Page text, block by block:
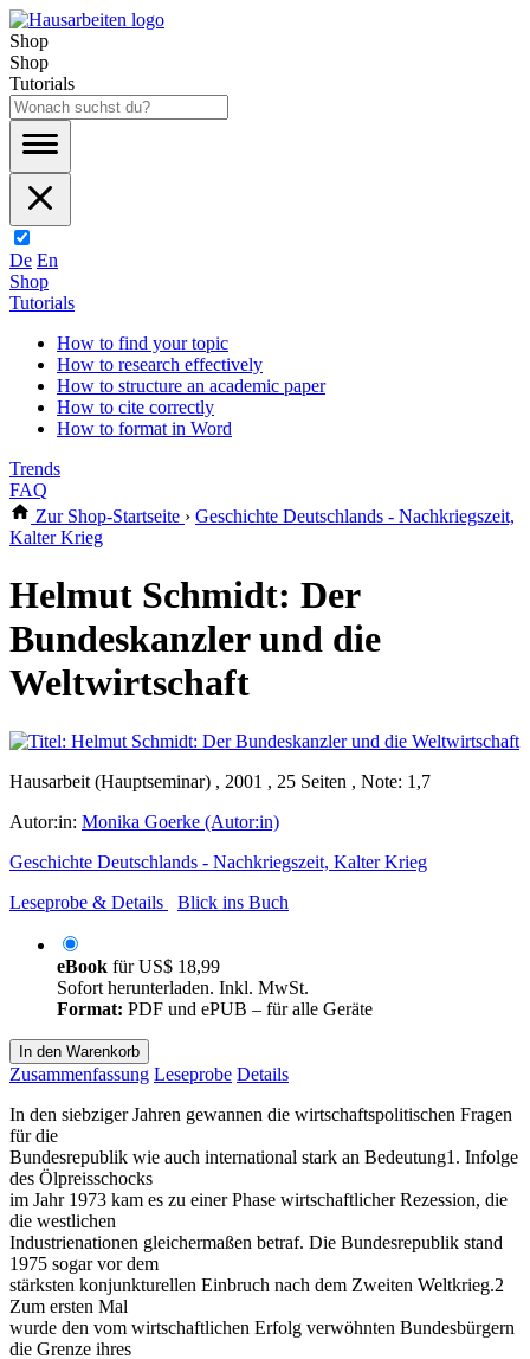
Shop
Shop
Tutorials
De En
Shop
Tutorials
How to find your topic
How to research effectively
How to structure an academic paper
How to cite correctly
How to format in Word
Trends
FAQ
Zur Shop-Startseite › Geschichte Deutschlands - Nachkriegszeit,
Kalter Krieg
Helmut Schmidt: Der
Bundeskanzler und die
Weltwirtschaft
Hausarbeit (Hauptseminar) , 2001 , 25 Seiten , Note: 1,7
Autor:in: Monika Goerke (Autor:in)
Geschichte Deutschlands - Nachkriegszeit, Kalter Krieg
Leseprobe & Details
Blick ins Buch
eBook fürUS$ 18,99
Sofort herunterladen. Inkl. MwSt.
Format: PDF und ePUB – für alle Geräte
In den Warenkorb
Zusammenfassung Leseprobe Details
In den siebziger Jahren gewannen die wirtschaftspolitischen Fragen
für die
Bundesrepublik wie auch international stark an Bedeutung1. Infolge
des Ölpreisschocks
im Jahr 1973 kam es zu einer Phase wirtschaftlicher Rezession, die
die westlichen
Industrienationen gleichermaßen betraf. Die Bundesrepublik stand
1975 sogar vor dem
stärksten konjunkturellen Einbruch nach dem Zweiten Weltkrieg.2
Zum ersten Mal
wurde den vom wirtschaftlichen Erfolg verwöhnten Bundesbürgern
die Grenze ihres